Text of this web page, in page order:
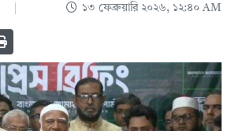
১৩ ফেব্রুয়ারি ২০২৬, ১২:৪০ AM